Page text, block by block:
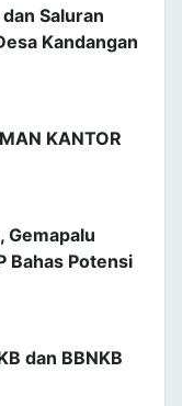
Saluran
Kandangan
KANTOR
Gemapalu
Bahas Potensi
dan BBNKB